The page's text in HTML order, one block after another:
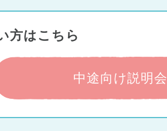
方はこちら
中途向け説明会